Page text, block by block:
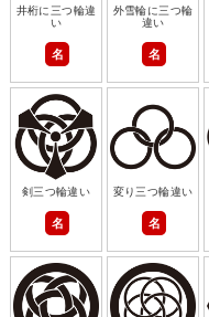
井桁に三つ輪違
い
名
外雪輪に三つ輪
違い
名
剣三つ輪違い
名
変り三つ輪違い
名